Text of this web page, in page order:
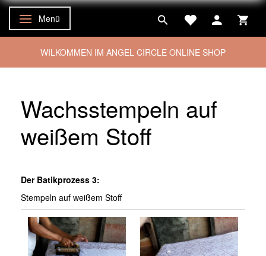
Anzeige ändern
Menü
WILKOMMEN IM ANGEL CIRCLE ONLINE SHOP
Wachsstempeln auf
weißem Stoff
Der Batikprozess 3:
Stempeln auf weißem Stoff